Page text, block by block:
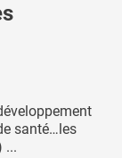
santé…les
...